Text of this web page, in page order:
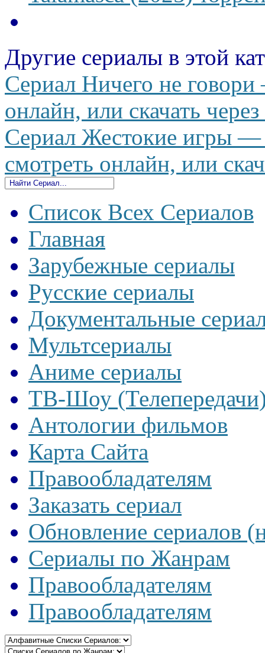
Другие сериалы в этой
Сериал Ничего не
онлайн, или скачать
Сериал Жестокие игры
смотреть онлайн, или
Список Всех Сериалов
Главная
Зарубежные сериалы
Русские сериалы
Документальные
Мультсериалы
Аниме сериалы
ТВ-Шоу
Антологии фильмов
Карта Сайта
Правообладателям
Заказать сериал
Обновление сериалов
Сериалы по Жанрам
Правообладателям
Правообладателям